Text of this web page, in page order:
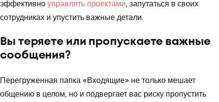
эффективно управлять проектами, запутаться в своих
сотрудниках и упустить важные детали.
Вы теряете или пропускаете важные
сообщения?
Перегруженная папка «Входящие» не только мешает
общению в целом, но и подвергает вас риску пропустить